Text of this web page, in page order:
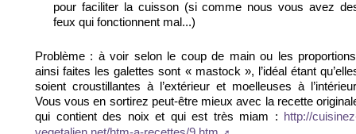
pour faciliter la cuisson (si comme nous vous avez
feux qui fonctionnent mal...)
Problème : à voir selon le coup de main ou les
ainsi faites les galettes sont « mastock », l’idéal étant
soient croustillantes à l’extérieur et moelleuses à
Vous vous en sortirez peut-être mieux avec la recette
qui contient des noix et qui est très miam :
http://